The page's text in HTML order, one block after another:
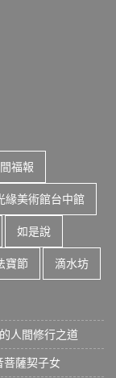
福報
緣美術館台中館
如是說
寶節 滴水坊
人間修行之道
薩契子女